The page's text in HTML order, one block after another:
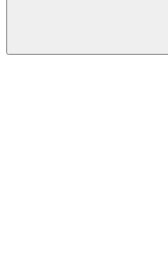
Buscar